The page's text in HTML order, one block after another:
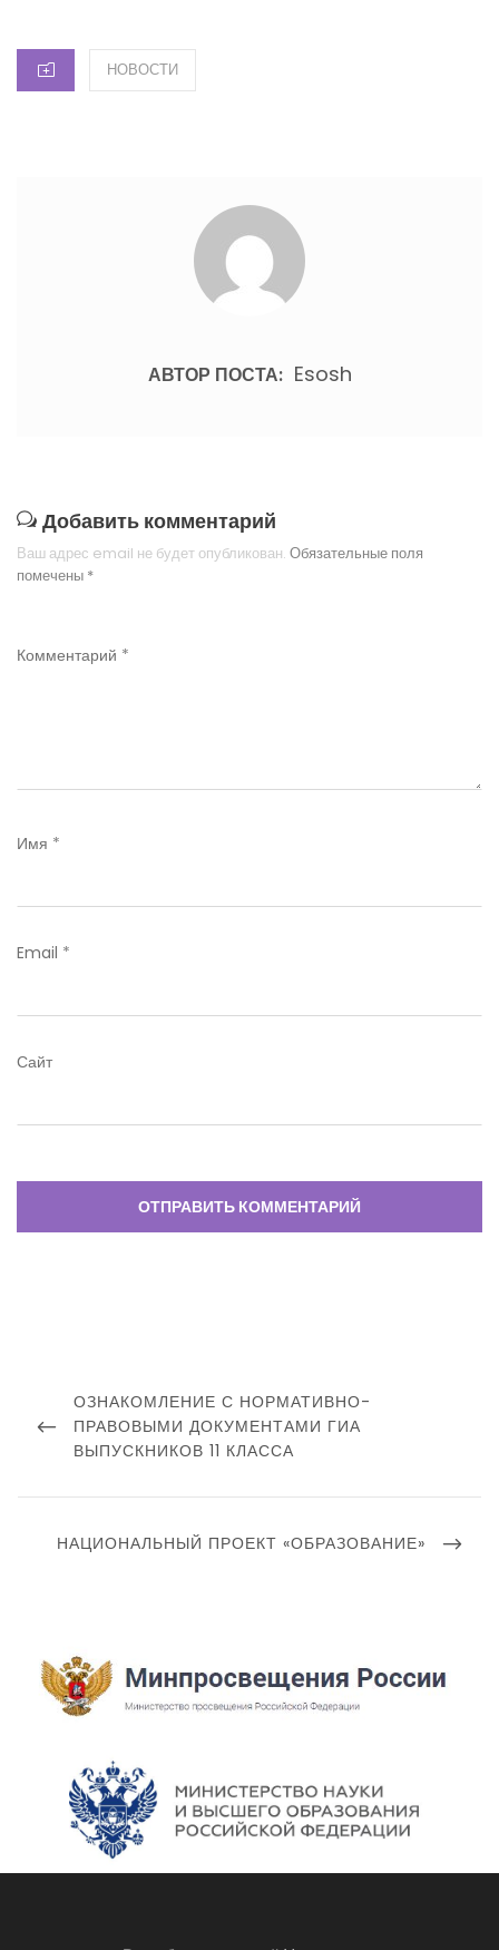
КАТЕГОРИИ
НОВОСТИ
АВТОР ПОСТА: Esosh
Добавить комментарий
Ваш адрес email не будет опубликован. Обязательные поля
помечены *
Комментарий *
Имя *
Email *
Сайт
записям
ПРЕДЫДУЩИЙ
ПОСТ
ОЗНАКОМЛЕНИЕ С НОРМАТИВНО-
ПРАВОВЫМИ ДОКУМЕНТАМИ ГИА
ВЫПУСКНИКОВ 11 КЛАССА
СЛЕДУЮЩИЙ
НАЦИОНАЛЬНЫЙ ПРОЕКТ «ОБРАЗОВАНИЕ»